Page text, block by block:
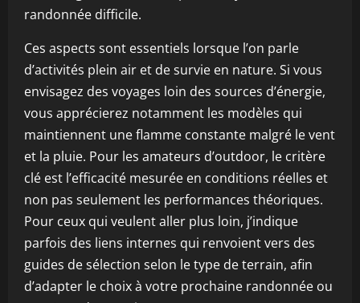
randonnée difficile.
Ces aspects sont essentiels lorsque l’on parle
d’activités plein air et de survie en nature. Si vous
envisagez des voyages loin des sources d’énergie,
vous apprécierez notamment les modèles qui
maintiennent une flamme constante malgré le vent
et la pluie. Pour les amateurs d’outdoor, le critère
clé est l’efficacité mesurée en conditions réelles et
non pas seulement les performances théoriques.
Pour ceux qui veulent aller plus loin, j’indique
parfois des liens internes qui renvoient vers des
guides de sélection selon le type de terrain, afin
d’adapter le choix à votre prochaine randonnée ou